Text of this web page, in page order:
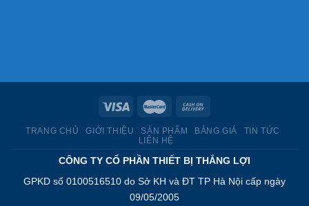
TRANG CHỦ GIỚI THIỆU SẢN PHẨM BẢNG GIÁ
TIN TỨC
LIÊN HỆ
CÔNG TY CỔ PHẦN THIẾT BỊ THẮNG LỢI
GPKD số 0100516510 do Sở KH và ĐT TP Hà Nội cấp ngày
09/05/2005